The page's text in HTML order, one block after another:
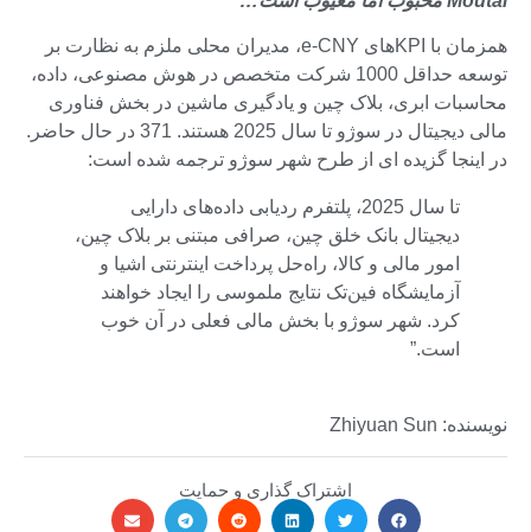
همزمان با KPIهای e-CNY، مدیران محلی ملزم به نظارت بر
توسعه حداقل 1000 شرکت متخصص در هوش مصنوعی، داده،
محاسبات ابری، بلاک چین و یادگیری ماشین در بخش فناوری
مالی دیجیتال در سوژو تا سال 2025 هستند. 371 در حال حاضر.
در اینجا گزیده ای از طرح شهر سوژو ترجمه شده است:
تا سال 2025، پلتفرم ردیابی داده‌های دارایی
دیجیتال بانک خلق چین، صرافی مبتنی بر بلاک چین،
امور مالی و کالا، راه‌حل پرداخت اینترنتی اشیا و
آزمایشگاه فین‌تک نتایج ملموسی را ایجاد خواهند
کرد. شهر سوژو با بخش مالی فعلی در آن خوب
است.”
نویسنده: Zhiyuan Sun
اشتراک گذاری و حمایت